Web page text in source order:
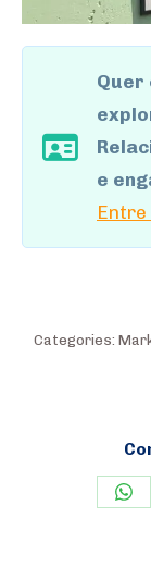
Quer
e
Entre
Categories: